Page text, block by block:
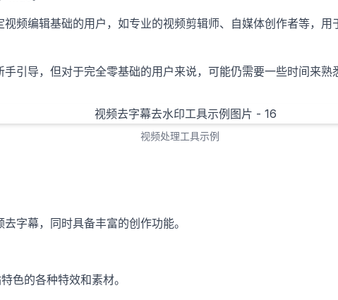
视频编辑基础的用户，如专业的视频剪辑师、自媒体创作者等，
手引导，但对于完全零基础的用户来说，可能仍需要一些时间来熟
视频处理工具示例
去字幕，同时具备丰富的创作功能。
色的各种特效和素材。